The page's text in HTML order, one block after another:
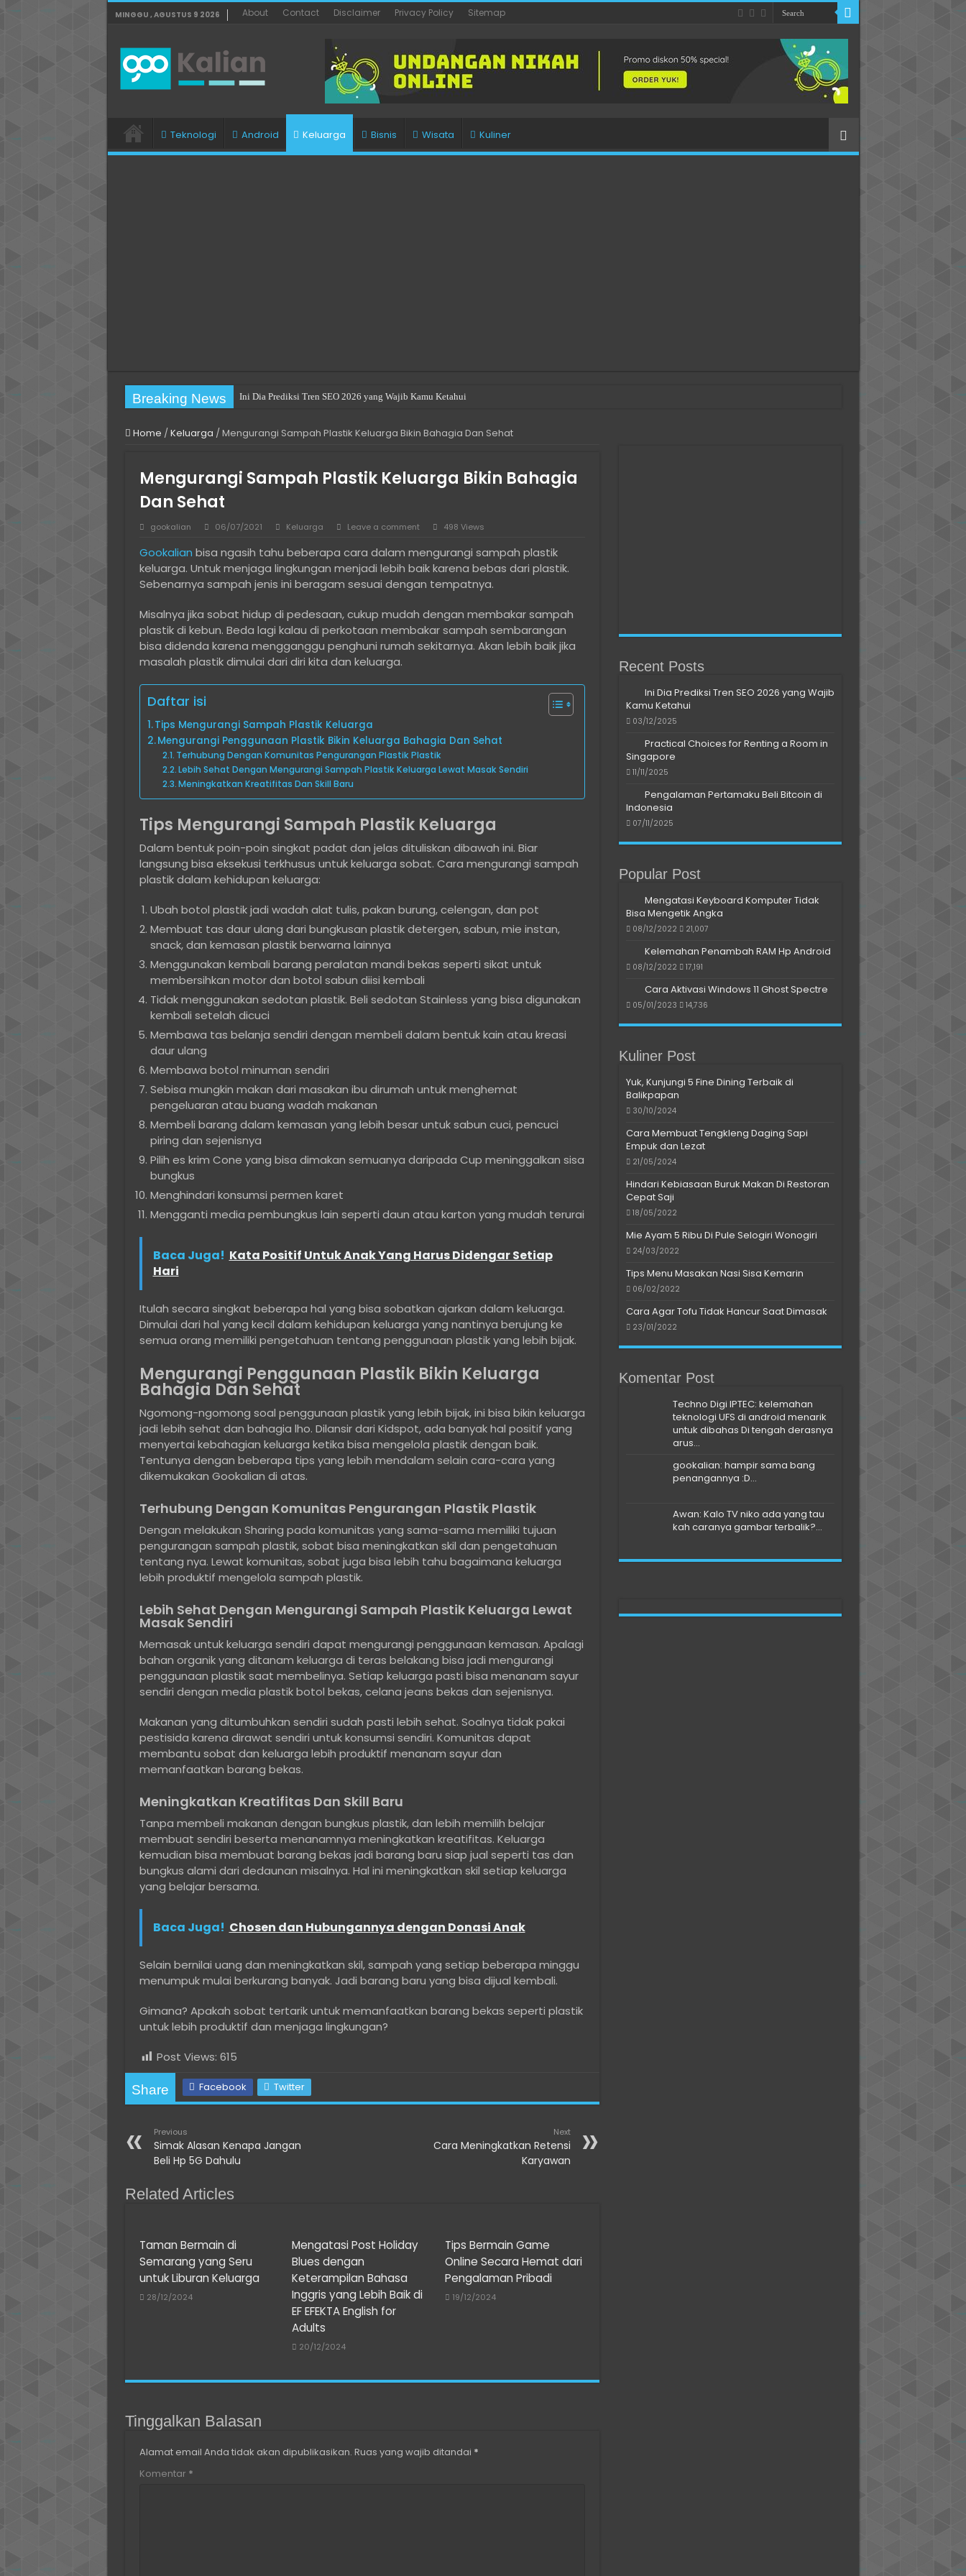
MINGGU , AGUSTUS 9 2026 About Contact Disclaimer Privacy Policy Sitemap
Teknologi Android Keluarga Bisnis Wisata Kuliner
Breaking News Ini Dia Prediksi Tren SEO 2026 yang Wajib Kamu Ketahui
Cara Mengatasi The file or Directory is Corrupted
Cara Install Ulang Windows 10/11 di Laptop Intel Gen 10 ke Atas Saat SSD Tidak Terdeteksi
Solusi Hosting Terjangkau untuk Developer Freelance
Jasa Komentar Sosial Media yang Bantu Produk Lebih Dikenal
Home /Keluarga /Mengurangi Sampah Plastik Keluarga Bikin Bahagia Dan Sehat
Mengurangi Sampah Plastik Keluarga Bikin Bahagia
Dan Sehat
gookalian 06/07/2021 Keluarga Leave a comment 498 Views
Gookalian bisa ngasih tahu beberapa cara dalam mengurangi sampah plastik
keluarga. Untuk menjaga lingkungan menjadi lebih baik karena bebas dari plastik.
Sebenarnya sampah jenis ini beragam sesuai dengan tempatnya.
Misalnya jika sobat hidup di pedesaan, cukup mudah dengan membakar sampah
plastik di kebun. Beda lagi kalau di perkotaan membakar sampah sembarangan
bisa didenda karena mengganggu penghuni rumah sekitarnya. Akan lebih baik jika
masalah plastik dimulai dari diri kita dan keluarga.
Daftar isi
Tips Mengurangi Sampah Plastik Keluarga
Mengurangi Penggunaan Plastik Bikin Keluarga Bahagia Dan Sehat
Terhubung Dengan Komunitas Pengurangan Plastik Plastik
Lebih Sehat Dengan Mengurangi Sampah Plastik Keluarga Lewat Masak Sendiri
Meningkatkan Kreatifitas Dan Skill Baru
Tips Mengurangi Sampah Plastik Keluarga
Dalam bentuk poin-poin singkat padat dan jelas dituliskan dibawah ini. Biar
langsung bisa eksekusi terkhusus untuk keluarga sobat. Cara mengurangi sampah
plastik dalam kehidupan keluarga:
Ubah botol plastik jadi wadah alat tulis, pakan burung, celengan, dan pot
Membuat tas daur ulang dari bungkusan plastik detergen, sabun, mie instan,
snack, dan kemasan plastik berwarna lainnya
Menggunakan kembali barang peralatan mandi bekas seperti sikat untuk
membersihkan motor dan botol sabun diisi kembali
Tidak menggunakan sedotan plastik. Beli sedotan Stainless yang bisa digunakan
kembali setelah dicuci
Membawa tas belanja sendiri dengan membeli dalam bentuk kain atau kreasi
daur ulang
Membawa botol minuman sendiri
Sebisa mungkin makan dari masakan ibu dirumah untuk menghemat
pengeluaran atau buang wadah makanan
Membeli barang dalam kemasan yang lebih besar untuk sabun cuci, pencuci
piring dan sejenisnya
Pilih es krim Cone yang bisa dimakan semuanya daripada Cup meninggalkan sisa
bungkus
Menghindari konsumsi permen karet
Mengganti media pembungkus lain seperti daun atau karton yang mudah terurai
Baca Juga! Kata Positif Untuk Anak Yang Harus Didengar Setiap
Hari
Itulah secara singkat beberapa hal yang bisa sobatkan ajarkan dalam keluarga.
Dimulai dari hal yang kecil dalam kehidupan keluarga yang nantinya berujung ke
semua orang memiliki pengetahuan tentang penggunaan plastik yang lebih bijak.
Mengurangi Penggunaan Plastik Bikin Keluarga
Bahagia Dan Sehat
Ngomong-ngomong soal penggunaan plastik yang lebih bijak, ini bisa bikin keluarga
jadi lebih sehat dan bahagia lho. Dilansir dari Kidspot, ada banyak hal positif yang
menyertai kebahagian keluarga ketika bisa mengelola plastik dengan baik.
Tentunya dengan beberapa tips yang lebih mendalam selain cara-cara yang
dikemukakan Gookalian di atas.
Terhubung Dengan Komunitas Pengurangan Plastik Plastik
Dengan melakukan Sharing pada komunitas yang sama-sama memiliki tujuan
pengurangan sampah plastik, sobat bisa meningkatkan skil dan pengetahuan
tentang nya. Lewat komunitas, sobat juga bisa lebih tahu bagaimana keluarga
lebih produktif mengelola sampah plastik.
Lebih Sehat Dengan Mengurangi Sampah Plastik Keluarga Lewat
Masak Sendiri
Memasak untuk keluarga sendiri dapat mengurangi penggunaan kemasan. Apalagi
bahan organik yang ditanam keluarga di teras belakang bisa jadi mengurangi
penggunaan plastik saat membelinya. Setiap keluarga pasti bisa menanam sayur
sendiri dengan media plastik botol bekas, celana jeans bekas dan sejenisnya.
Makanan yang ditumbuhkan sendiri sudah pasti lebih sehat. Soalnya tidak pakai
pestisida karena dirawat sendiri untuk konsumsi sendiri. Komunitas dapat
membantu sobat dan keluarga lebih produktif menanam sayur dan
memanfaatkan barang bekas.
Meningkatkan Kreatifitas Dan Skill Baru
Tanpa membeli makanan dengan bungkus plastik, dan lebih memilih belajar
membuat sendiri beserta menanamnya meningkatkan kreatifitas. Keluarga
kemudian bisa membuat barang bekas jadi barang baru siap jual seperti tas dan
bungkus alami dari dedaunan misalnya. Hal ini meningkatkan skil setiap keluarga
yang belajar bersama.
Baca Juga! Chosen dan Hubungannya dengan Donasi Anak
Selain bernilai uang dan meningkatkan skil, sampah yang setiap beberapa minggu
menumpuk mulai berkurang banyak. Jadi barang baru yang bisa dijual kembali.
Gimana? Apakah sobat tertarik untuk memanfaatkan barang bekas seperti plastik
untuk lebih produktif dan menjaga lingkungan?
Post Views: 615
Share Facebook Twitter
Previous
Simak Alasan Kenapa Jangan
Beli Hp 5G Dahulu
Next
Cara Meningkatkan Retensi
Karyawan
Related Articles
Taman Bermain di
Semarang yang Seru
untuk Liburan Keluarga
28/12/2024
Mengatasi Post Holiday
Blues dengan
Keterampilan Bahasa
Inggris yang Lebih Baik di
EF EFEKTA English for
Adults
20/12/2024
Tips Bermain Game
Online Secara Hemat dari
Pengalaman Pribadi
19/12/2024
Tinggalkan Balasan
Alamat email Anda tidak akan dipublikasikan. Ruas yang wajib ditandai *
Komentar *
Recent Posts
Ini Dia Prediksi Tren SEO 2026 yang Wajib
Kamu Ketahui
03/12/2025
Practical Choices for Renting a Room in
Singapore
11/11/2025
Pengalaman Pertamaku Beli Bitcoin di
Indonesia
07/11/2025
Popular Post
Mengatasi Keyboard Komputer Tidak
Bisa Mengetik Angka
08/12/2022 21,007
Kelemahan Penambah RAM Hp Android
08/12/2022 17,191
Cara Aktivasi Windows 11 Ghost Spectre
05/01/2023 14,736
Kuliner Post
Yuk, Kunjungi 5 Fine Dining Terbaik di
Balikpapan
30/10/2024
Cara Membuat Tengkleng Daging Sapi
Empuk dan Lezat
21/05/2024
Hindari Kebiasaan Buruk Makan Di Restoran
Cepat Saji
18/05/2022
Mie Ayam 5 Ribu Di Pule Selogiri Wonogiri
24/03/2022
Tips Menu Masakan Nasi Sisa Kemarin
06/02/2022
Cara Agar Tofu Tidak Hancur Saat Dimasak
23/01/2022
Komentar Post
Techno Digi IPTEC: kelemahan
teknologi UFS di android menarik
untuk dibahas Di tengah derasnya
arus...
gookalian: hampir sama bang
penangannya :D...
Awan: Kalo TV niko ada yang tau
kah caranya gambar terbalik?...